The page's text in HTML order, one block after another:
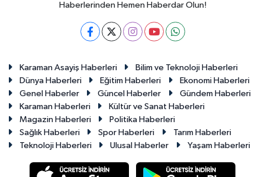
Haberlerinden Hemen Haberdar Olun!
Karaman Asayiş Haberleri
Bilim ve Teknoloji Haberleri
Dünya Haberleri
Eğitim Haberleri
Ekonomi Haberleri
Genel Haberler
Güncel Haberler
Gündem Haberleri
Karaman Haberleri
Kültür ve Sanat Haberleri
Magazin Haberleri
Politika Haberleri
Sağlık Haberleri
Spor Haberleri
Tarım Haberleri
Teknoloji Haberleri
Ulusal Haberler Yaşam Haberleri